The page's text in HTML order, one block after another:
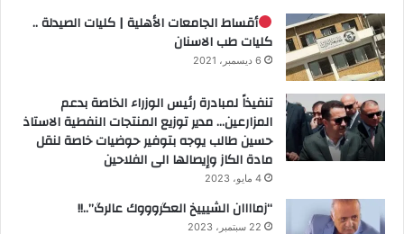
أقساط الجامعات الأهلية | كليات الصيدلة ..
كليات طب الاسنان
6 ديسمبر، 2021
تنفيذاً لمبادرة رئيس الوزراء الخاصة بدعم
المزارعين… مدير توزيع المنتجات النفطية الاستاذ
حسين طالب يوجه بتوفير حوضيات خاصة لنقل
مادة الكاز وإيصالها الى الفلاحين
4 مايو، 2023
“زماااان الشيييخ العگروووك عالرگ”..!!
22 سبتمبر، 2023